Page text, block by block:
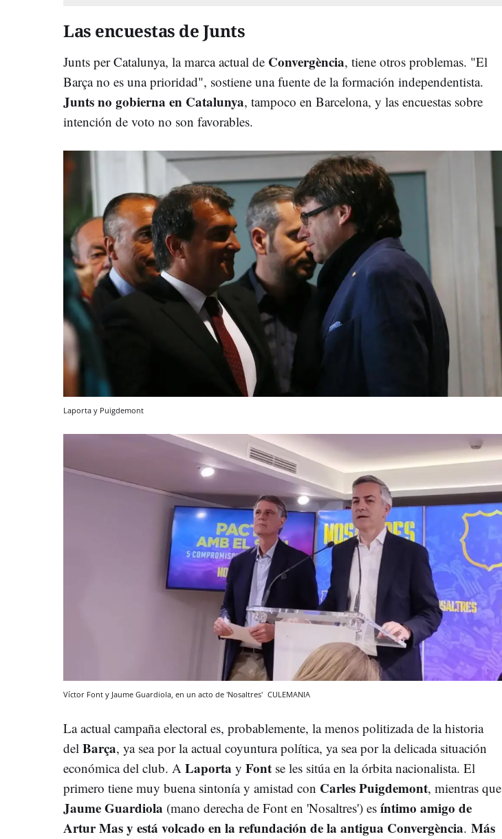
Las encuestas de Junts
Junts per Catalunya, la marca actual de Convergència, tiene otros problemas. "El
Barça no es una prioridad", sostiene una fuente de la formación independentista.
Junts no gobierna en Catalunya, tampoco en Barcelona, y las encuestas sobre
intención de voto no son favorables.
Laporta y Puigdemont
Víctor Font y Jaume Guardiola, en un acto de 'Nosaltres' CULEMANIA
La actual campaña electoral es, probablemente, la menos politizada de la historia
del Barça, ya sea por la actual coyuntura política, ya sea por la delicada situación
económica del club. A Laporta y Font se les sitúa en la órbita nacionalista. El
primero tiene muy buena sintonía y amistad con Carles Puigdemont, mientras que
Jaume Guardiola (mano derecha de Font en 'Nosaltres') es íntimo amigo de
Artur Mas y está volcado en la refundación de la antigua Convergència. Más